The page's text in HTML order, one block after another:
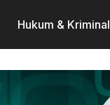
Hukum & Kriminal